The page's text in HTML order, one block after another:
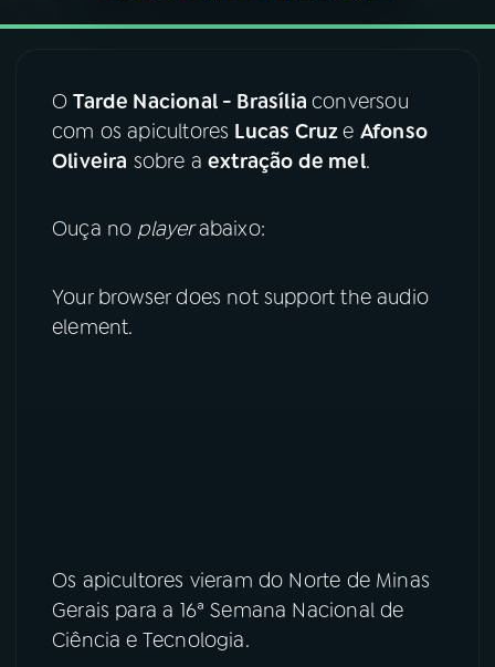
07ÚLTIMAS
YouTube
OTarde Nacional - Brasíliaconversou
com os apicultores Lucas Cruze Afonso
Oliveira sobre aextração de mel.
Ouça no playerabaixo:
Your browser does not support the audio
element.
Os apicultores vieram do Norte de Minas
Gerais para a 16ª Semana Nacional de
Ciência e Tecnologia.